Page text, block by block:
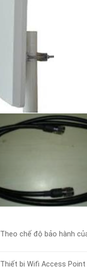
Theo chế độ bảo hành
Thiết bị Wifi Access Point